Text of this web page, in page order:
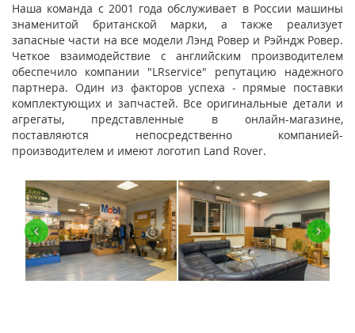
Наша команда с 2001 года обслуживает в России машины
знаменитой британской марки, а также реализует
запасные части на все модели Лэнд Ровер и Рэйндж Ровер.
Четкое взаимодействие с английским производителем
обеспечило компании "LRservice" репутацию надежного
партнера. Один из факторов успеха - прямые поставки
комплектующих и запчастей. Все оригинальные детали и
агрегаты, представленные в онлайн-магазине,
поставляются непосредственно компанией-
производителем и имеют логотип Land Rover.
‹ ›